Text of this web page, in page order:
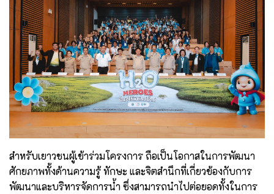
สำหรับเยาวชนผู้เข้าร่วมโครงการ ถือเป็นโอกาสในการพัฒนา
ศักยภาพทั้งด้านความรู้ ทักษะ และจิตสำนึกที่เกี่ยวข้องกับการ
พัฒนาและบริหารจัดการน้ำ ซึ่งสามารถนำไปต่อยอดทั้งในการ